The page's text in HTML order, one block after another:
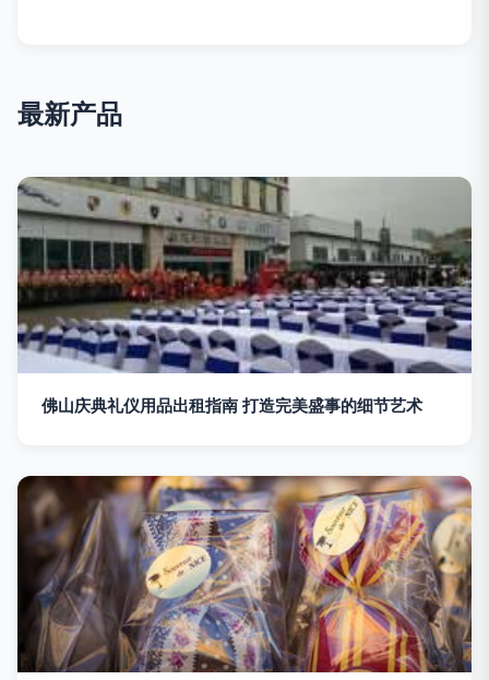
最新产品
佛山庆典礼仪用品出租指南 打造完美盛事的细节艺术